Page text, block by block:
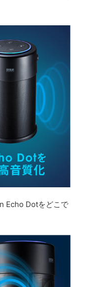
Echo Dotをどこで